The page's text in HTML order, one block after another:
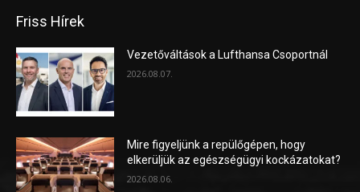
Friss Hírek
Vezetőváltások a Lufthansa Csoportnál
2026.08.07.
Mire figyeljünk a repülőgépen, hogy
elkerüljük az egészségügyi kockázatokat?
2026.08.06.